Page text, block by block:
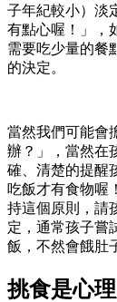
子年紀較小）淡
有點心喔！」，
需要吃少量的餐
的決定。
當然我們可能會
辦？」，當然在
確、清楚的提醒
吃飯才有食物喔
持這個原則，請
定，通常孩子嘗
飯，不然會餓肚
挑食是心